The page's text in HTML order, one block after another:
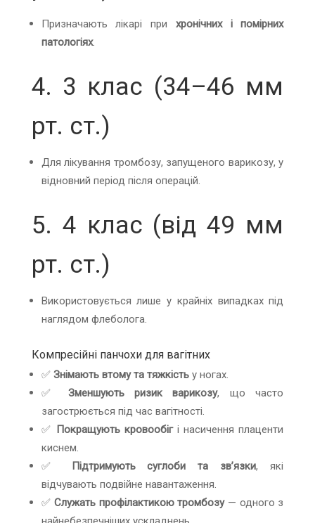
Призначають лікарі при хронічних і помірних
патологіях.
4. 3 клас (34–46 мм
рт. ст.)
Для лікування тромбозу, запущеного варикозу, у
відновний період після операцій.
5. 4 клас (від 49 мм
рт. ст.)
Використовується лише у крайніх випадках під
наглядом флеболога.
Компресійні панчохи для вагітних
✅ Знімають втому та тяжкістьу ногах.
✅ Зменшують ризик варикозу, що часто
загострюється під час вагітності.
✅ Покращують кровообігі насичення плаценти
киснем.
✅
Підтримують суглоби та зв’язки, які
відчувають подвійне навантаження.
✅Служать профілактикою тромбозу— одного з